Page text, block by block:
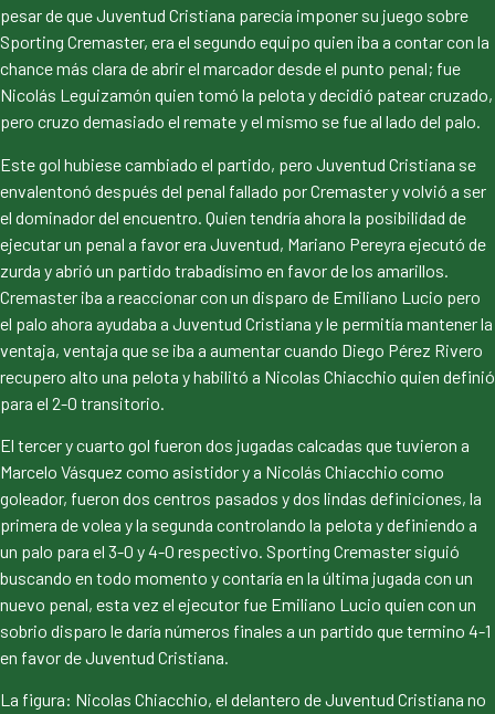
pesar de que Juventud Cristiana parecía imponer su juego sobre
Sporting Cremaster, era el segundo equipo quien iba a contar con la
chance más clara de abrir el marcador desde el punto penal; fue
Nicolás Leguizamón quien tomó la pelota y decidió patear cruzado,
pero cruzo demasiado el remate y el mismo se fue al lado del palo.
Este gol hubiese cambiado el partido, pero Juventud Cristiana se
envalentonó después del penal fallado por Cremaster y volvió a ser
el dominador del encuentro. Quien tendría ahora la posibilidad de
ejecutar un penal a favor era Juventud, Mariano Pereyra ejecutó de
zurda y abrió un partido trabadísimo en favor de los amarillos.
Cremaster iba a reaccionar con un disparo de Emiliano Lucio pero
el palo ahora ayudaba a Juventud Cristiana y le permitía mantener la
ventaja, ventaja que se iba a aumentar cuando Diego Pérez Rivero
recupero alto una pelota y habilitó a Nicolas Chiacchio quien definió
para el 2-0 transitorio.
El tercer y cuarto gol fueron dos jugadas calcadas que tuvieron a
Marcelo Vásquez como asistidor y a Nicolás Chiacchio como
goleador, fueron dos centros pasados y dos lindas definiciones, la
primera de volea y la segunda controlando la pelota y definiendo a
un palo para el 3-0 y 4-0 respectivo. Sporting Cremaster siguió
buscando en todo momento y contaría en la última jugada con un
nuevo penal, esta vez el ejecutor fue Emiliano Lucio quien con un
sobrio disparo le daría números finales a un partido que termino 4-1
en favor de Juventud Cristiana.
La figura: Nicolas Chiacchio, el delantero de Juventud Cristiana no